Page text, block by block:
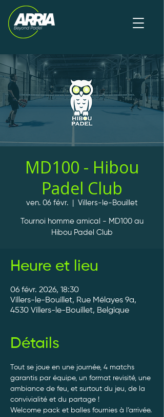
MD100 - Hibou
Padel Club
ven. 06 févr. Villers-le-Bouillet
Tournoi homme amical - MD100 au
Hibou Padel Club
Heure et lieu
06 févr. 2026, 18:30
Villers-le-Bouillet, Rue Mélayes 9a,
4530 Villers-le-Bouillet, Belgique
Détails
Tout se joue en une journée, 4 matchs
garantis par équipe, un format revisité, une
ambiance de feu, et surtout du jeu, de la
convivialité et du partage !
Welcome pack et balles fournies à l’arrivée.